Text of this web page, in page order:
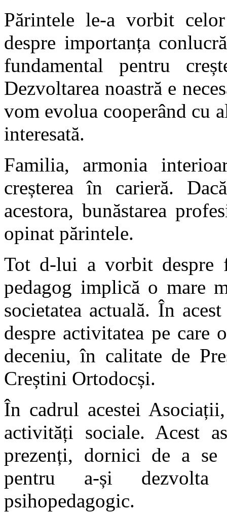
Părintele le-a vorbit
despre importanța
fundamental pentru
Dezvoltarea noastră e
vom evolua cooperând cu
interesată.
Familia, armonia
creșterea în carieră.
acestora, bunăstarea
opinat părintele.
Tot d-lui a vorbit despre
pedagog implică o mare
societatea actuală. În
despre activitatea pe care
deceniu, în calitate de
Creștini Ortodocși.
În cadrul acestei
activități sociale. Acest
prezenți, dornici de a
pentru a-și dezvolta
psihopedagogic.